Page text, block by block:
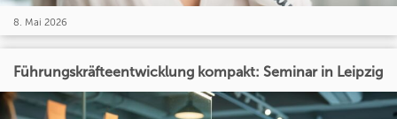
8. Mai 2026
Führungskräfteentwicklung kompakt: Seminar in Leipzig